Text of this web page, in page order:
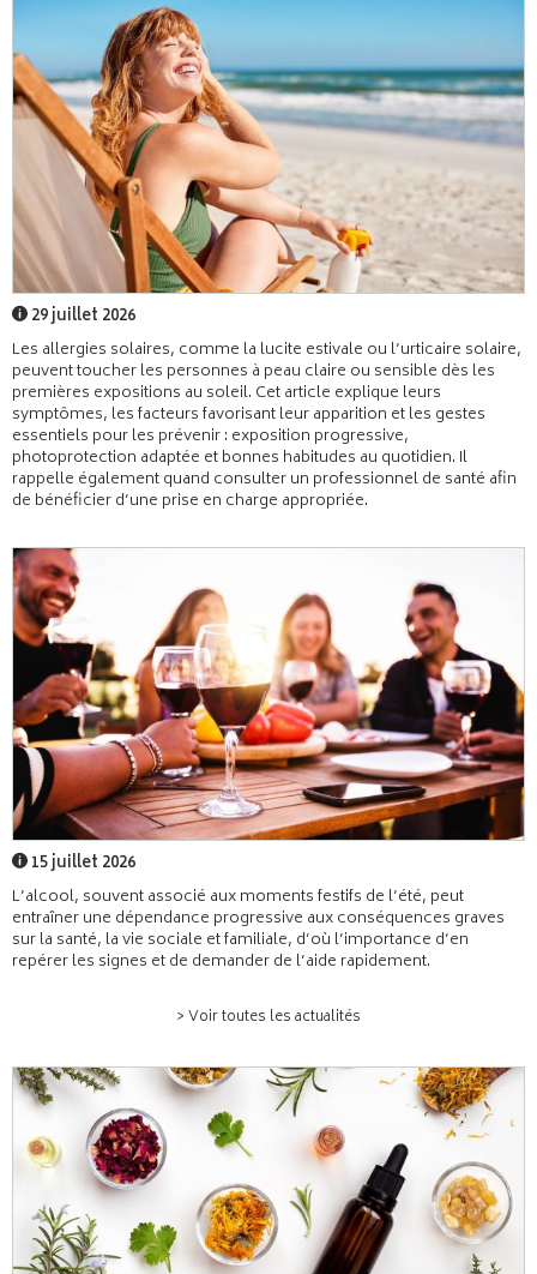
29 juillet 2026
Les allergies solaires, comme la lucite estivale ou l’urticaire solaire,
peuvent toucher les personnes à peau claire ou sensible dès les
premières expositions au soleil. Cet article explique leurs
symptômes, les facteurs favorisant leur apparition et les gestes
essentiels pour les prévenir : exposition progressive,
photoprotection adaptée et bonnes habitudes au quotidien. Il
rappelle également quand consulter un professionnel de santé afin
de bénéficier d’une prise en charge appropriée.
15 juillet 2026
L’alcool, souvent associé aux moments festifs de l’été, peut
entraîner une dépendance progressive aux conséquences graves
sur la santé, la vie sociale et familiale, d’où l’importance d’en
repérer les signes et de demander de l’aide rapidement.
> Voir toutes les actualités